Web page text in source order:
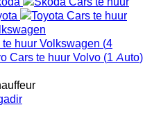
Volkswagen (4
Volvo (1Auto)